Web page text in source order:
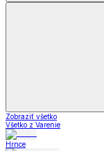
Zobraziť všetko
Všetko z Varenie
Hrnce